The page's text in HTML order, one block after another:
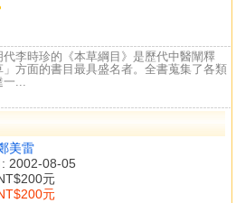
代李時珍的《本草綱目》是歷代中醫闡釋
」方面的書目最具盛名者。全書蒐集了各類
一...
美雷
: 2002-08-05
元
元